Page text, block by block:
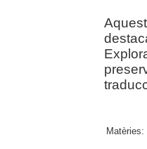
Matèries: